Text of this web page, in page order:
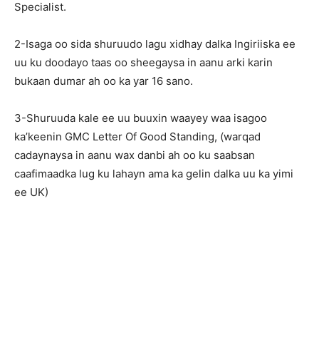
Specialist.
2-Isaga oo sida shuruudo lagu xidhay dalka Ingiriiska ee
uu ku doodayo taas oo sheegaysa in aanu arki karin
bukaan dumar ah oo ka yar 16 sano.
3-Shuruuda kale ee uu buuxin waayey waa isagoo
ka’keenin GMC Letter Of Good Standing, (warqad
cadaynaysa in aanu wax danbi ah oo ku saabsan
caafimaadka lug ku lahayn ama ka gelin dalka uu ka yimi
ee UK)